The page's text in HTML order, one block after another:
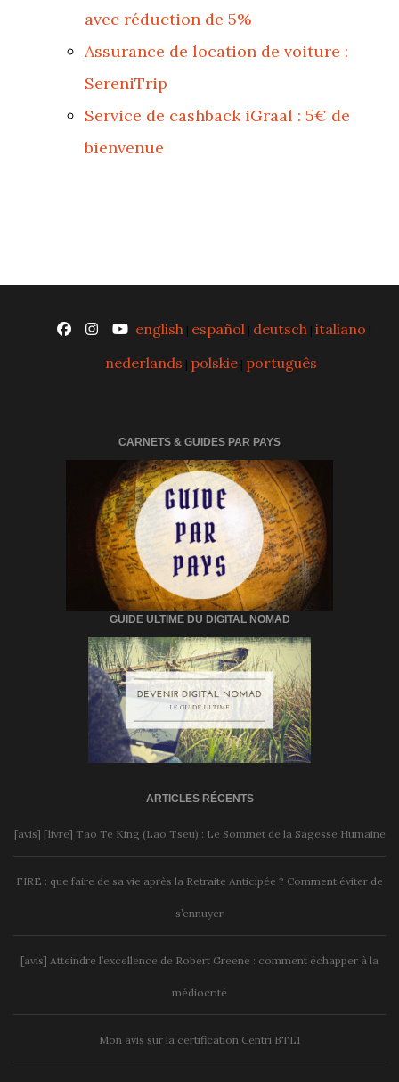
avec réduction de 5%
Assurance de location de voiture :
SereniTrip
Service de cashback iGraal : 5€ de
bienvenue
english | español | deutsch |italiano |
nederlands | polskie| português
CARNETS & GUIDES PAR PAYS
GUIDE ULTIME DU DIGITAL NOMAD
ARTICLES RÉCENTS
[avis] [livre] Tao Te King (Lao Tseu) : Le Sommet de la Sagesse Humaine
FIRE : que faire de sa vie après la Retraite Anticipée ? Comment éviter de
s’ennuyer
[avis] Atteindre l’excellence de Robert Greene : comment échapper à la
médiocrité
Mon avis sur la certification Centri BTL1